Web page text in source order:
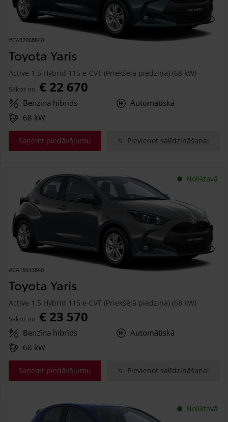
#CA32068840
Toyota Yaris
Active 1.5 Hybrid 115 e-CVT (Priekšējā piedziņa) (68 kW)
Sākot no € 22 670
Benzīna hibrīds
Automātiskā
68 kW
Saņemt piedāvājumu Pievienot salīdzināšanai
Noliktavā
#CA16613840
Toyota Yaris
Active 1.5 Hybrid 115 e-CVT (Priekšējā piedziņa) (68 kW)
Sākot no € 23 570
Benzīna hibrīds
Automātiskā
68 kW
Saņemt piedāvājumu Pievienot salīdzināšanai
Noliktavā